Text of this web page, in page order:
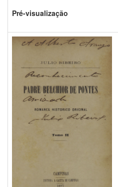
Pré-visualização